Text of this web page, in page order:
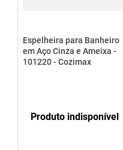
Espelheira para Banheiro
em Aço Cinza e Ameixa -
101220 - Cozimax
Produto indisponível